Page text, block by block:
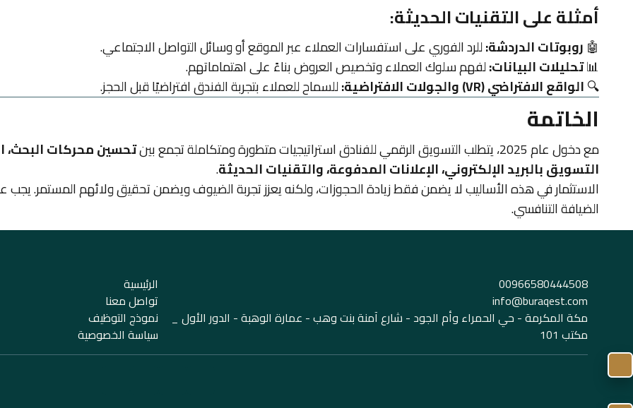
أمثلة على التقنيات الحديثة:
🤖 روبوتات الدردشة:للرد الفوري على استفسارات العملاء عبر الموقع أو وسائل التواصل الاجتماعي.
📊تحليلات البيانات:لفهم سلوك العملاء وتخصيص العروض بناءً على اهتماماتهم.
🔍الواقع الافتراضي (VR) والجولات الافتراضية: للسماح للعملاء بتجربة الفندق افتراضيًا قبل الحجز.
الخاتمة
مع دخول عام 2025، يتطلب التسويق الرقمي للفنادق استراتيجيات متطورة ومتكاملة تجمع بين
تحسين محركات البحث،
التسويق بالبريد الإلكتروني، الإعلانات المدفوعة، والتقنيات الحديثة.
الاستثمار في هذه الأساليب لا يضمن فقط زيادة الحجوزات، ولكنه يعزز تجربة الضيوف ويضمن تحقيق ولائهم المستمر.
الضيافة التنافسي.
واتساب
00966580444508
info@buraqest.com
مكة المكرمة - حي الحمراء وأم الجود - شارع آمنة بنت وهب - عمارة الوهبة - الدور الأول _
مكتب 101
الرئيسية
تواصل معنا
نموذج التوظيف
سياسة الخصوصية